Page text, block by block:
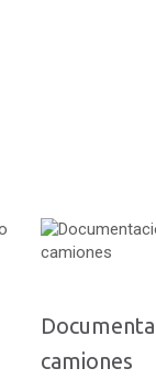
camiones